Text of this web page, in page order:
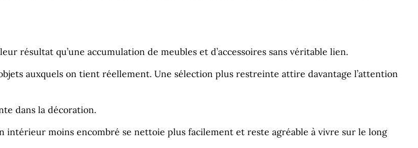
résultat qu’une accumulation de meubles et d’accessoires sans véritable lien.
auxquels on tient réellement. Une sélection plus restreinte attire davantage l’attention
dans la décoration.
moins encombré se nettoie plus facilement et reste agréable à vivre sur le long